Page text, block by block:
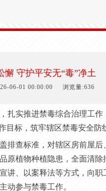
守护平安无“毒”净土
06-01 00:00:00 浏览量:636
扎实推进禁毒综合治理工
目标，筑牢辖区禁毒安全防
排查标准，对辖区房前屋后
原植物种植隐患，全面清
讲、以案释法等方式，向
动参与禁毒工作。